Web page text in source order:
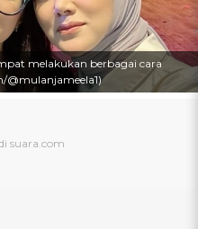
melakukan berbagai cara
@mulanjameela1)